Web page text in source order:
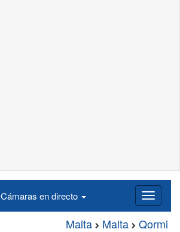
Cámaras en directo
Malta Malta Qormi